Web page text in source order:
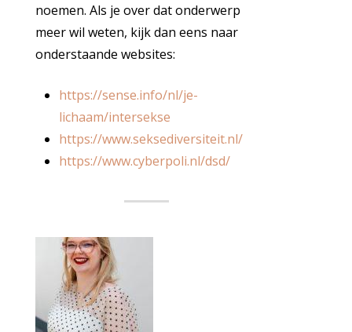
noemen. Als je over dat onderwerp
meer wil weten, kijk dan eens naar
onderstaande websites:
https://sense.info/nl/je-
lichaam/intersekse
https://www.seksediversiteit.nl/
https://www.cyberpoli.nl/dsd/